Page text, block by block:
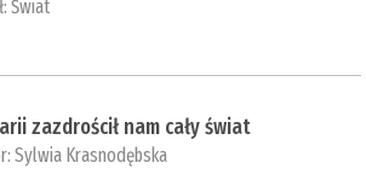
Świat
zazdrościł nam cały świat
Sylwia Krasnodębska